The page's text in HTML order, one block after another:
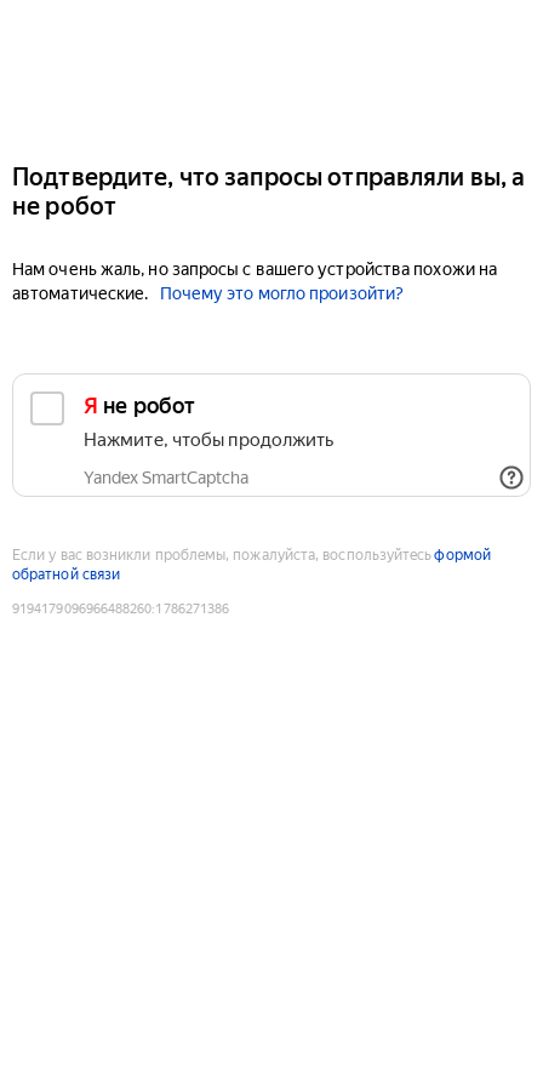
Подтвердите, что запросы отправляли вы, а
не робот
Нам очень жаль, но запросы с вашего устройства похожи на
автоматические.
Почему это могло произойти?
Я не робот
Нажмите, чтобы продолжить
Yandex SmartCaptcha
Если у вас возникли проблемы, пожалуйста, воспользуйтесьформой
обратной связи
9194179096966488260:1786271386